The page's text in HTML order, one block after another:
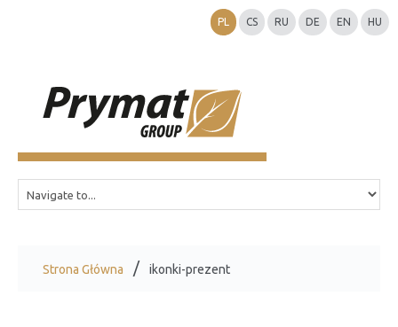
PL CS RU DE EN HU
Strona Główna ikonki-prezent